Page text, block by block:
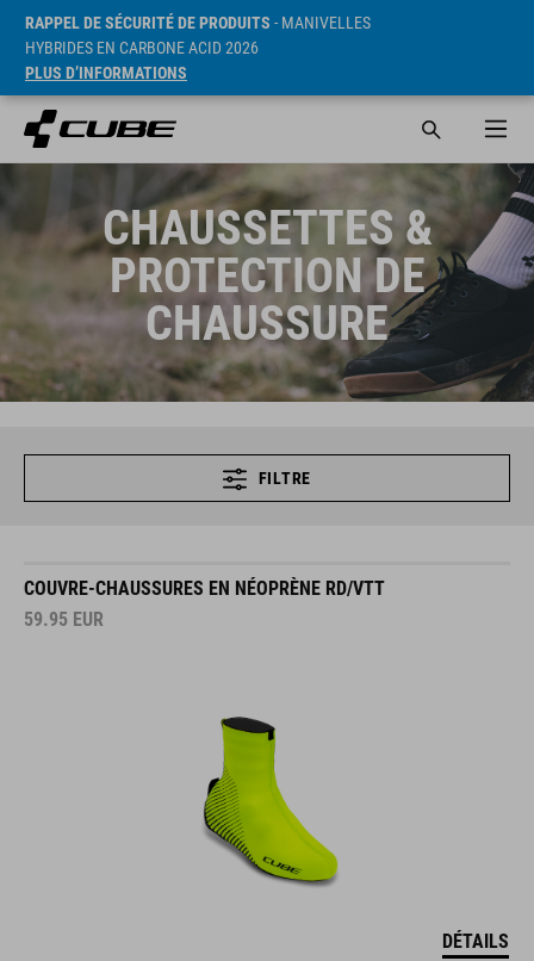
RAPPEL DE SÉCURITÉ DE PRODUITS - MANIVELLES
HYBRIDES EN CARBONE ACID 2026
PLUS D’INFORMATIONS
CHAUSSETTES &
PROTECTION DE
CHAUSSURE
FILTRE
COUVRE-CHAUSSURES EN NÉOPRÈNE RD/VTT
59.95 EUR
DÉTAILS